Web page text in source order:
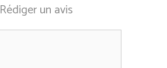
Rédiger un avis